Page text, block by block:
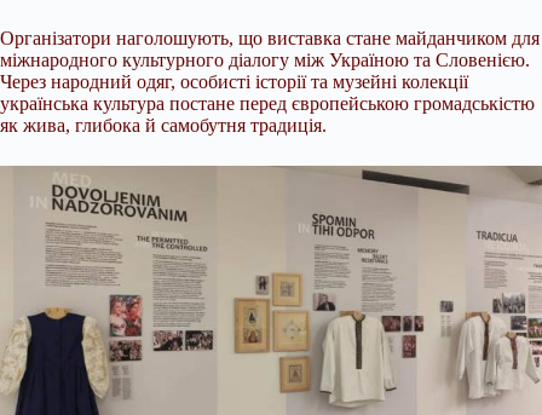
Організатори наголошують, що виставка стане майданчиком для
міжнародного культурного діалогу між Україною та Словенією.
Через народний одяг, особисті історії та музейні колекції
українська культура постане перед європейською громадськістю
як жива, глибока й самобутня традиція.